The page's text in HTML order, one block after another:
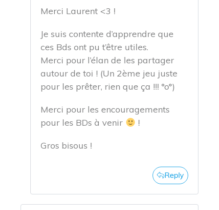
Merci Laurent <3 !
Je suis contente d’apprendre que
ces Bds ont pu t’être utiles.
Merci pour l’élan de les partager
autour de toi ! (Un 2ème jeu juste
pour les prêter, rien que ça !!! °o°)
Merci pour les encouragements
pour les BDs à venir
!
Gros bisous !
Reply